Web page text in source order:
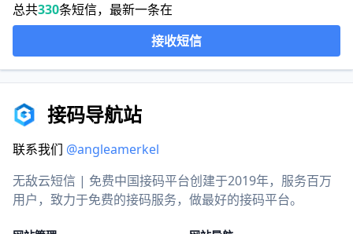
总共330条短信，最新一条在
接收短信
接码导航站
联系我们 @angleamerkel
无敌云短信 | 免费中国接码平台创建于2019年，服务百万
用户，致力于免费的接码服务，做最好的接码平台。